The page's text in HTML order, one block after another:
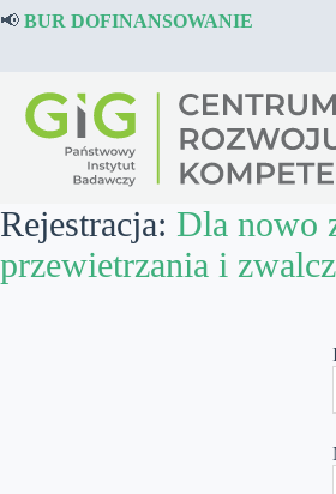
Przejdź
do
📢 BUR DOFINANSOWANIE
Rejestracja: Dla nowo
przewietrzania i